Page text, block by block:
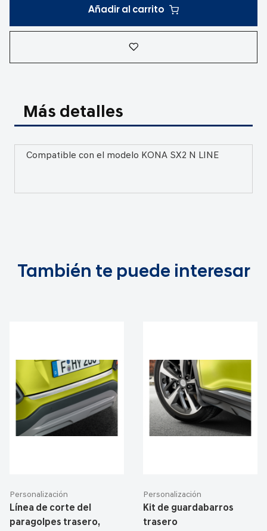
Añadir al carrito
Más detalles
Compatible con el modelo KONA SX2 N LINE
También te puede interesar
Personalización
Línea de corte del
paragolpes trasero,
Personalización
Kit de guardabarros
trasero